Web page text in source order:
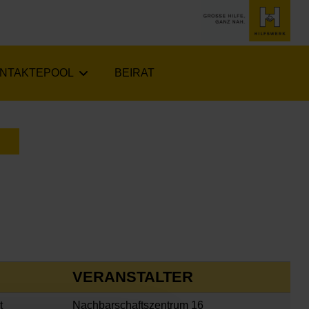
BEIRAT
VERANSTALTER
Nachbarschaftszentrum 16